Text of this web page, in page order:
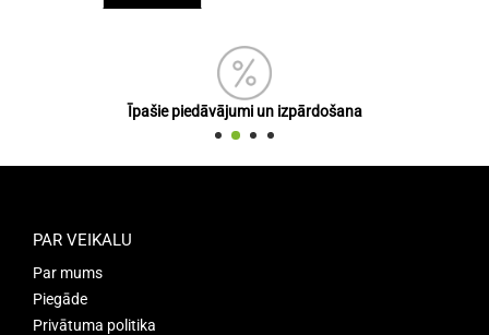
Īpašie piedāvājumi un izpārdošana
PAR VEIKALU
Par mums
Piegāde
Privātuma politika